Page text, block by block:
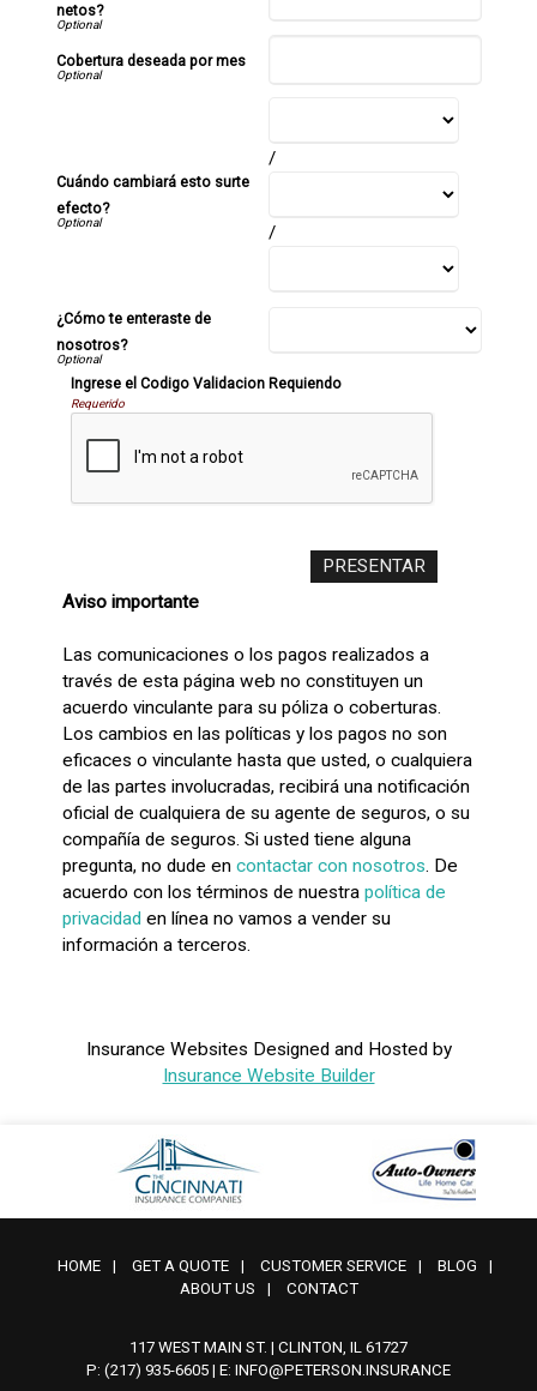
netos?
Cobertura deseada por mes
Cuándo cambiará esto surte
efecto?
/
/
¿Cómo te enteraste de
nosotros?
Ingrese el Codigo Validacion Requiendo
Requerido
Aviso importante
Las comunicaciones o los pagos realizados a
través de esta página web no constituyen un
acuerdo vinculante para su póliza o coberturas.
Los cambios en las políticas y los pagos no son
eficaces o vinculante hasta que usted, o cualquiera
de las partes involucradas, recibirá una notificación
oficial de cualquiera de su agente de seguros, o su
compañía de seguros. Si usted tiene alguna
pregunta, no dude en contactar con nosotros. De
acuerdo con los términos de nuestra política de
privacidad en línea no vamos a vender su
información a terceros.
Insurance Websites Designed and Hosted by
Insurance Website Builder
HOME | GET A QUOTE | CUSTOMER SERVICE | BLOG
|
ABOUT US
| CONTACT
117 WEST MAIN ST. | CLINTON, IL 61727
P: (217) 935-6605 | E: INFO@PETERSON.INSURANCE